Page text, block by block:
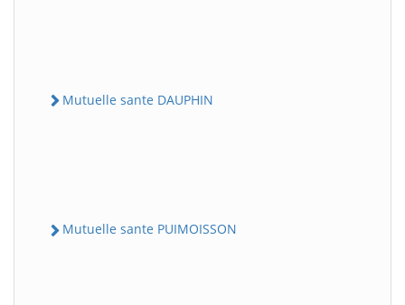
Mutuelle sante DAUPHIN
Mutuelle sante PUIMOISSON